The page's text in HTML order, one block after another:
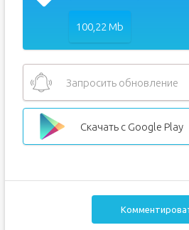
100,22 Mb
Запросить обновление
Скачать с Google Play